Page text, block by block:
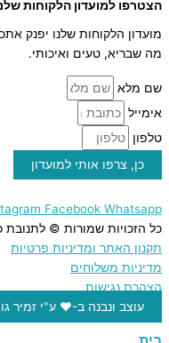
הצטרפו למועדון הלקוחות
מועדון הלקוחות שלנו יפנק
מה שבריא, טעים ואיכותי.
שם מלא
אימייל
טלפון
כן, צרפו אותי למועדון
Facebook Whatsapp
כל הזכויות שמורות © לתנובת
תקנון האתר ומדיניות פרטיות
מדיניות משלוחים
הצהרת נגישות
עוצב ונבנה ב-♥︎ ע"י זמיר